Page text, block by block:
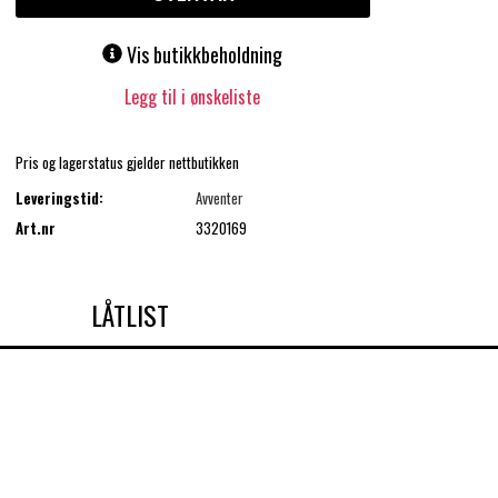
Vis butikkbeholdning
Legg til i ønskeliste
Pris og lagerstatus gjelder nettbutikken
Leveringstid:
Avventer
Art.nr
3320169
LÅTLIST